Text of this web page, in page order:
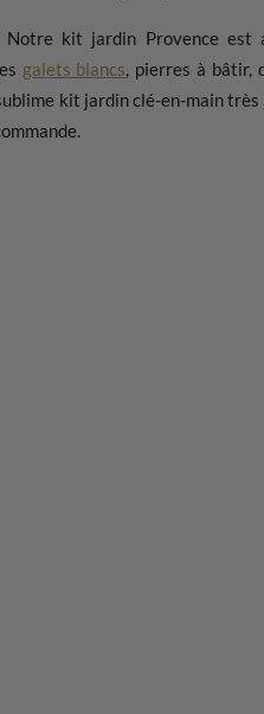
. Notre kit jardin Provence est
galets blancs , pierres à bâtir,
kit jardin clé-en-main très